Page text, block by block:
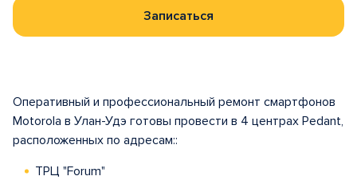
Записаться
Оперативный и профессиональный ремонт смартфонов
Motorola в Улан-Удэ готовы провести в 4 центрах Pedant,
расположенных по адресам::
ТРЦ "Forum"